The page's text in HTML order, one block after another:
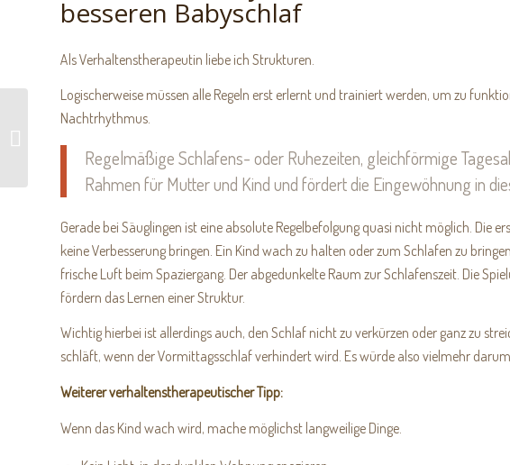
besseren Babyschlaf
Als Verhaltenstherapeutin liebe ich Strukturen.
Logischerweise müssen alle Regeln erst erlernt und trainiert werden, um zu
Nachtrhythmus.
Regelmäßige Schlafens- oder Ruhezeiten, gleichförmige
Rahmen für Mutter und Kind und fördert die Eingewöhnung in
Gerade bei Säuglingen ist eine absolute Regelbefolgung quasi nicht möglich. Die
keine Verbesserung bringen. Ein Kind wach zu halten oder zum Schlafen zu
frische Luft beim Spaziergang. Der abgedunkelte Raum zur Schlafenszeit. Die
fördern das Lernen einer Struktur.
Wichtig hierbei ist allerdings auch, den Schlaf nicht zu verkürzen oder ganz zu
schläft, wenn der Vormittagsschlaf verhindert wird. Es würde also vielmehr
Weiterer verhaltenstherapeutischer Tipp:
Wenn das Kind wach wird, mache möglichst langweilige Dinge.
Schlafmangel nach Geburt
– Soforthilfe